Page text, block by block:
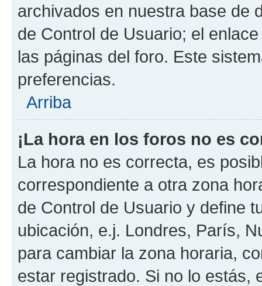
archivados en nuestra base de
de Control de Usuario; el
las páginas del foro. Este
preferencias.
Arriba
¡La hora en los foros no es
La hora no es correcta, es
correspondiente a otra zona
de Control de Usuario y define
ubicación, e.j. Londres, París,
para cambiar la zona horaria,
estar registrado. Si no lo estás,